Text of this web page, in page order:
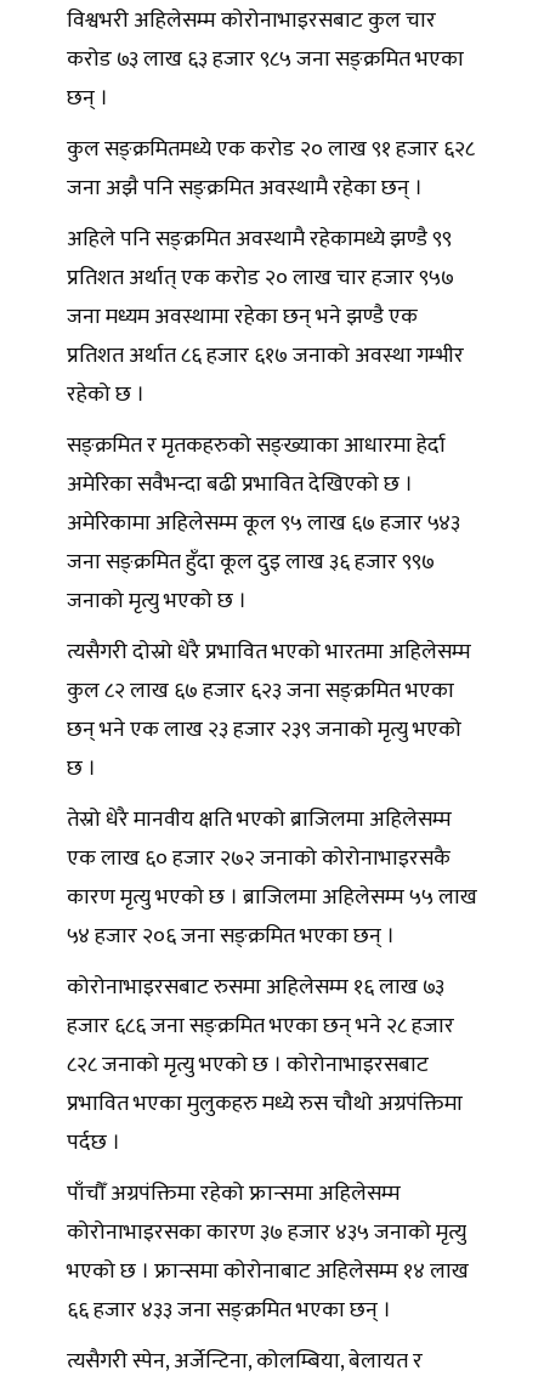
विश्वभरी अहिलेसम्म कोरोनाभाइरसबाट कुल चार
करोड ७३ लाख ६३ हजार ९८५ जना सङ्क्रमित भएका
छन् ।
कुल सङ्क्रमितमध्ये एक करोड २० लाख ९१ हजार ६२८
जना अझै पनि सङ्क्रमित अवस्थामै रहेका छन् ।
अहिले पनि सङ्क्रमित अवस्थामै रहेकामध्ये झण्डै ९९
प्रतिशत अर्थात् एक करोड २० लाख चार हजार ९५७
जना मध्यम अवस्थामा रहेका छन् भने झण्डै एक
प्रतिशत अर्थात ८६ हजार ६१७ जनाको अवस्था गम्भीर
रहेको छ ।
सङ्क्रमित र मृतकहरुको सङ्ख्याका आधारमा हेर्दा
अमेरिका सवैभन्दा बढी प्रभावित देखिएको छ ।
अमेरिकामा अहिलेसम्म कूल ९५ लाख ६७ हजार ५४३
जना सङ्क्रमित हुँदा कूल दुइ लाख ३६ हजार ९९७
जनाको मृत्यु भएको छ ।
त्यसैगरी दोस्रो धेरै प्रभावित भएको भारतमा अहिलेसम्म
कुल ८२ लाख ६७ हजार ६२३ जना सङ्क्रमित भएका
छन् भने एक लाख २३ हजार २३९ जनाको मृत्यु भएको
छ ।
तेस्रो धेरै मानवीय क्षति भएको ब्राजिलमा अहिलेसम्म
एक लाख ६० हजार २७२ जनाको कोरोनाभाइरसकै
कारण मृत्यु भएको छ । ब्राजिलमा अहिलेसम्म ५५ लाख
५४ हजार २०६ जना सङ्क्रमित भएका छन् ।
कोरोनाभाइरसबाट रुसमा अहिलेसम्म १६ लाख ७३
हजार ६८६ जना सङ्क्रमित भएका छन् भने २८ हजार
८२८ जनाको मृत्यु भएको छ । कोरोनाभाइरसबाट
प्रभावित भएका मुलुकहरु मध्ये रुस चौथो अग्रपंक्तिमा
पर्दछ ।
पाँचौँ अग्रपंक्तिमा रहेको फ्रान्समा अहिलेसम्म
कोरोनाभाइरसका कारण ३७ हजार ४३५ जनाको मृत्यु
भएको छ । फ्रान्समा कोरोनाबाट अहिलेसम्म १४ लाख
६६ हजार ४३३ जना सङ्क्रमित भएका छन् ।
त्यसैगरी स्पेन, अर्जेन्टिना, कोलम्बिया, बेलायत र